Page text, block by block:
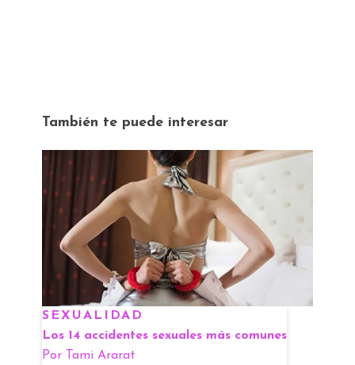
También te puede interesar
SEXUALIDAD
Los 14 accidentes sexuales más comunes
Por
Tami Ararat